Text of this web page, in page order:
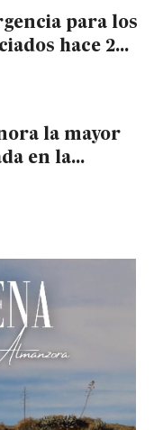
para los
hace 2
la mayor
en la